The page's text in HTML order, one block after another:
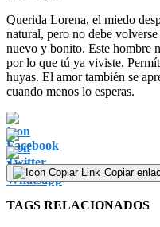
Querida Lorena, el miedo
natural, pero no debe
nuevo y bonito. Este hombre
por lo que tú ya viviste.
huyas. El amor también se
cuando menos lo esperas.
Copiar
TAGS RELACIONADOS